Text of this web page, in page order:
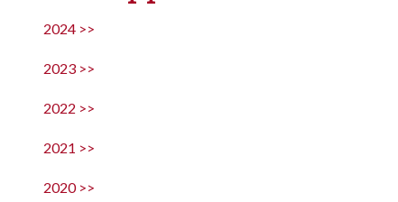
2024 >>
2023 >>
2022 >>
2021 >>
2020 >>